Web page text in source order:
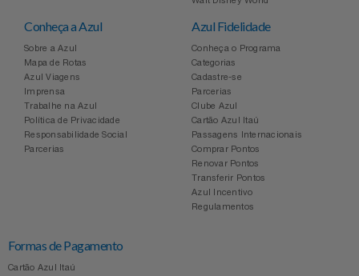
Conheça a Azul
Sobre a Azul
Mapa de Rotas
Azul Viagens
Imprensa
Trabalhe na Azul
Política de Privacidade
Responsabilidade Social
Parcerias
Azul Fidelidade
Conheça o Programa
Categorias
Cadastre-se
Parcerias
Clube Azul
Cartão Azul Itaú
Passagens Internacionais
Comprar Pontos
Renovar Pontos
Transferir Pontos
Azul Incentivo
Regulamentos
Formas de Pagamento
Cartão Azul Itaú